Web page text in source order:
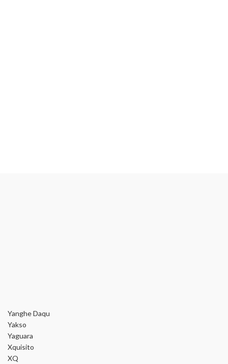
Yanghe Daqu
Yakso
Yaguara
Xquisito
XQ